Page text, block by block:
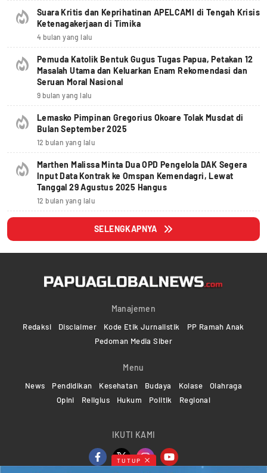
Suara Kritis dan Keprihatinan APELCAMI di Tengah Krisis
Ketenagakerjaan di Timika
4 bulan yang lalu
Pemuda Katolik Bentuk Gugus Tugas Papua, Petakan 12
Masalah Utama dan Keluarkan Enam Rekomendasi dan
Seruan Moral Nasional
9 bulan yang lalu
Lemasko Pimpinan Gregorius Okoare Tolak Musdat di
Bulan September 2025
12 bulan yang lalu
Marthen Malissa Minta Dua OPD Pengelola DAK Segera
Input Data Kontrak ke Omspan Kemendagri, Lewat
Tanggal 29 Agustus 2025 Hangus
12 bulan yang lalu
SELENGKAPNYA
Manajemen
Redaksi Disclaimer Kode Etik Jurnalistik
PP Ramah Anak
Pedoman Media Siber
Menu
News Pendidikan Kesehatan Budaya Kolase
Olahraga
Opini
Religius Hukum Politik Regional
IKUTI KAMI
TUTUP